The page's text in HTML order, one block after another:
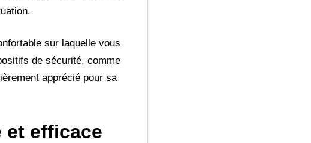
sur laquelle vous
de sécurité, comme
apprécié pour sa
et efficace